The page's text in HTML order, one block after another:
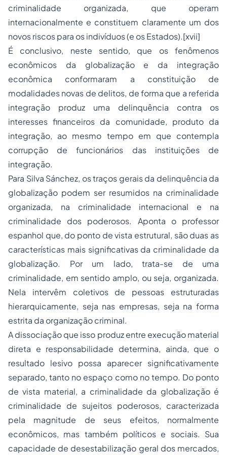
criminalidade organizada, que operam
internacionalmente e constituem claramente um dos
novos riscos para os indivíduos (e os Estados).[xvii]
É conclusivo, neste sentido, que os fenômenos
econômicos da globalização e da integração
econômica conformaram a constituição de
modalidades novas de delitos, de forma que a referida
integração produz uma delinquência contra os
interesses financeiros da comunidade, produto da
integração, ao mesmo tempo em que contempla
corrupção de funcionários das instituições de
integração.
Para Silva Sánchez, os traços gerais da delinquência da
globalização podem ser resumidos na criminalidade
organizada, na criminalidade internacional e na
criminalidade dos poderosos. Aponta o professor
espanhol que, do ponto de vista estrutural, são duas as
características mais significativas da criminalidade da
globalização. Por um lado, trata-se de uma
criminalidade, em sentido amplo, ou seja, organizada.
Nela intervêm coletivos de pessoas estruturadas
hierarquicamente, seja nas empresas, seja na forma
estrita da organização criminal.
A dissociação que isso produz entre execução material
direta e responsabilidade determina, ainda, que o
resultado lesivo possa aparecer significativamente
separado, tanto no espaço como no tempo. Do ponto
de vista material, a criminalidade da globalização é
criminalidade de sujeitos poderosos, caracterizada
pela magnitude de seus efeitos, normalmente
econômicos, mas também políticos e sociais. Sua
capacidade de desestabilização geral dos mercados,